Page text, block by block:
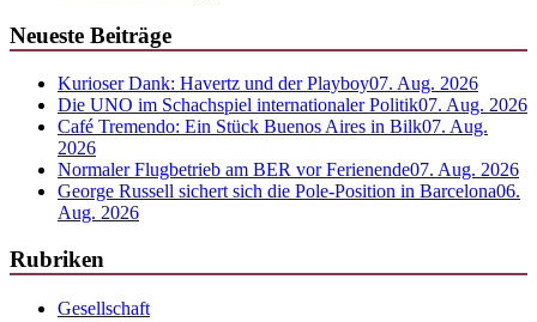
Neueste Beiträge
Kurioser Dank: Havertz und der Playboy07. Aug. 2026
Die UNO im Schachspiel internationaler Politik07. Aug. 2026
Café Tremendo: Ein Stück Buenos Aires in Bilk07. Aug.
2026
Normaler Flugbetrieb am BER vor Ferienende07. Aug. 2026
George Russell sichert sich die Pole-Position in Barcelona06.
Aug. 2026
Rubriken
Gesellschaft